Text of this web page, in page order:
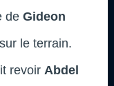
de Gideon
le terrain.
revoir Abdel